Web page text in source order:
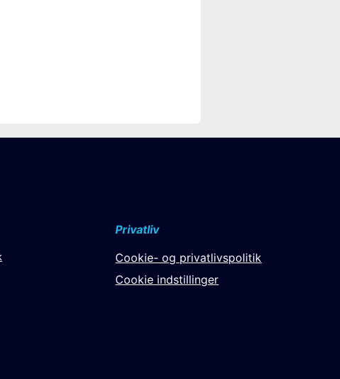
Privatliv
Cookie- og privatlivspolitik
Cookie indstillinger